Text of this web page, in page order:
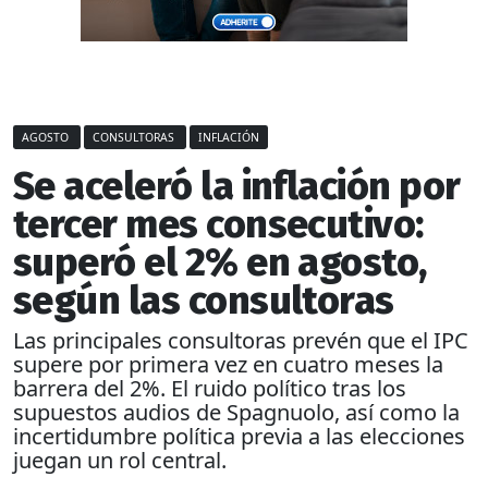
AGOSTO CONSULTORAS INFLACIÓN
Se aceleró la inflación por
tercer mes consecutivo:
superó el 2% en agosto,
según las consultoras
Las principales consultoras prevén que el IPC
supere por primera vez en cuatro meses la
barrera del 2%. El ruido político tras los
supuestos audios de Spagnuolo, así como la
incertidumbre política previa a las elecciones
juegan un rol central.